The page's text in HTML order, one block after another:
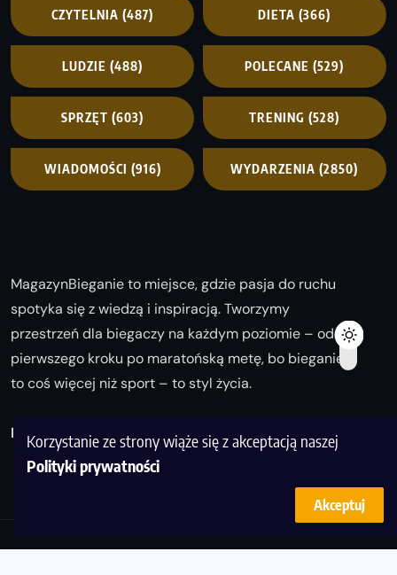
Korzystanie ze strony wiąże się z akceptacją naszej
Polityki prywatności
Akceptuj
CZYTELNIA (487) DIETA (366)
LUDZIE (488) POLECANE (529)
SPRZĘT (603) TRENING (528)
WIADOMOŚCI (916) WYDARZENIA (2850)
MagazynBieganie to miejsce, gdzie pasja do ruchu
spotyka się z wiedzą i inspiracją. Tworzymy
przestrzeń dla biegaczy na każdym poziomie – od
pierwszego kroku po maratońską metę, bo bieganie
to coś więcej niż sport – to styl życia.
Biegaj z nami i odkrywaj swoją najlepszą wersję!